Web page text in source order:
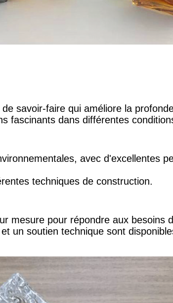
savoir-faire qui améliore la
fascinants dans différentes
avec d'excellentes
techniques de construction.
mesure pour répondre aux besoins
un soutien technique sont